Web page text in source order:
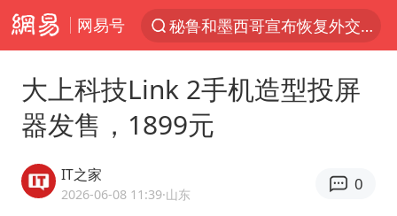
网易号
“电影+”如何激发千亿级消费新活力？
老中医：立秋后养心是关键
中医教你一招提升气血
大上科技Link 2手机造型投屏
器发售，1899元
IT之家
2026-06-08 11:39·山东
0